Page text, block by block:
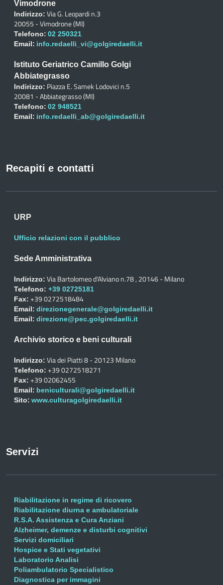
Vimodrone
Indirizzo: Via G. Leopardi n.3
20055 - Vimodrone (MI)
Telefono: 02 250321
Email: info.redaelli_vi@golgiredaelli.it
Istituto Geriatrico Camillo Golgi
Abbiategrasso
Indirizzo: Piazza E. Samek Lodovici n.5
20081 - Abbiategrasso (MI)
Telefono: 02 948521
Email: info.redaelli_ab@golgiredaelli.it
Recapiti e contatti
URP
Ufficio relazioni con il pubblico
Sede Amministrativa
Indirizzo: Via Bartolomeo d'Alviano n.78 , 20146 - Milano
Telefono: +39 02725181
Fax: +39 0272518484
Email: direzionegenerale@golgiredaelli.it
Email: direzione@pec.golgiredaelli.it
Archivio storico e beni culturali
Indirizzo: Via dei Piatti 8 - 20123 Milano
Telefono: +39 0272518271
Fax: +39 02062455
Email: beniculturali@golgiredaelli.it
Sito: www.culturagolgiredaelli.it
Servizi
Riabilitazione in regime di ricovero
Riabilitazione diurna e ambulatoriale
R.S.A. Assistenza e Cura Anziani
Alzheimer, demenze e disturbi cognitivi
Servizi domiciliari
Hospice e Stati vegetativi
Laboratorio Analisi
Poliambulatorio Specialistico
Diagnostica per immagini